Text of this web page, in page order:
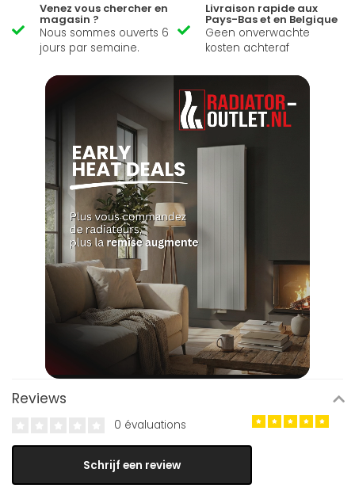
Venez vous chercher en
magasin ?
Nous sommes ouverts 6
jours par semaine.
Livraison rapide aux
Pays-Bas et en Belgique
Geen onverwachte
kosten achteraf
Reviews
0 évaluations
Schrijf een review